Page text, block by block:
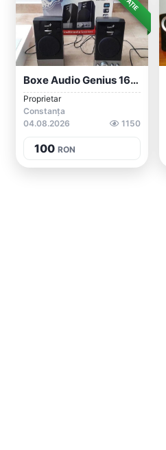
Boxe Audio Genius 16W Pentru PC / Laptop
Proprietar
Constanța
04.08.2026
1150
100 RON